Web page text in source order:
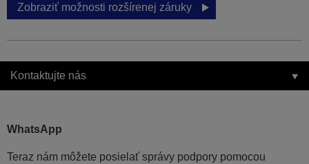
Zobraziť možnosti rozšírenej záruky
Kontaktujte nás
WhatsApp
Teraz nám môžete posielať správy podpory pomocou